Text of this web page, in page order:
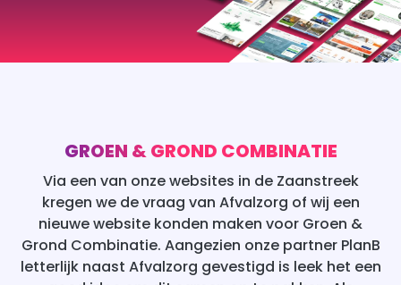
GROEN & GROND COMBINATIE
Via een van onze websites in de Zaanstreek
kregen we de vraag van Afvalzorg of wij een
nieuwe website konden maken voor Groen &
Grond Combinatie. Aangezien onze partner PlanB
letterlijk naast Afvalzorg gevestigd is leek het een